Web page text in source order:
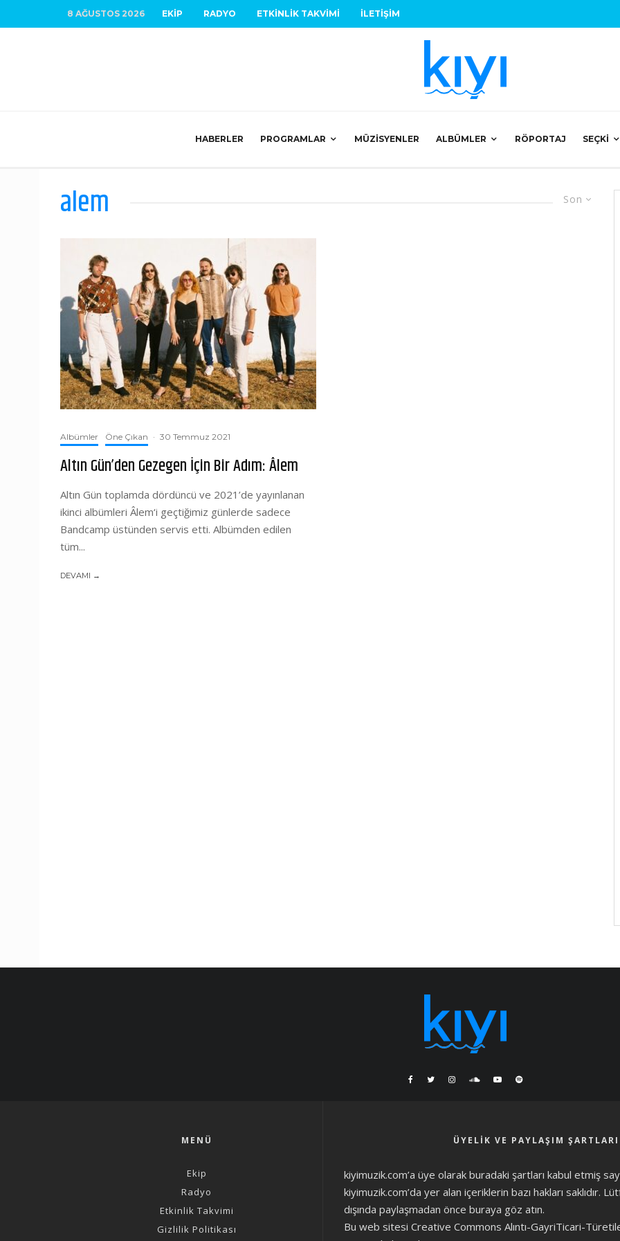
8 AĞUSTOS 2026 EKIP RADYO ETKINLIK TAKVIMI İLETIŞIM
HABERLER PROGRAMLAR MÜZISYENLER ALBÜMLER RÖPORTAJ SEÇKI
Son
alem
Albümler Öne Çıkan · 30 Temmuz 2021
Altın Gün’den Gezegen İçin Bir Adım: Âlem
Altın Gün toplamda dördüncü ve 2021’de yayınlanan
ikinci albümleri Âlem‘i geçtiğimiz günlerde sadece
Bandcamp üstünden servis etti. Albümden edilen
tüm...
DEVAMI →
MENÜ
Ekip
Radyo
Etkinlik Takvimi
Gizlilik Politikası
ÜYELIK VE PAYLAŞIM ŞARTLARI
kiyimuzik.com’a üye olarak buradaki şartları kabul etmiş
kiyimuzik.com’da yer alan içeriklerin bazı hakları saklıdır.
dışında paylaşmadan önce buraya göz atın.
Bu web sitesi Creative Commons Alıntı-GayriTicari-